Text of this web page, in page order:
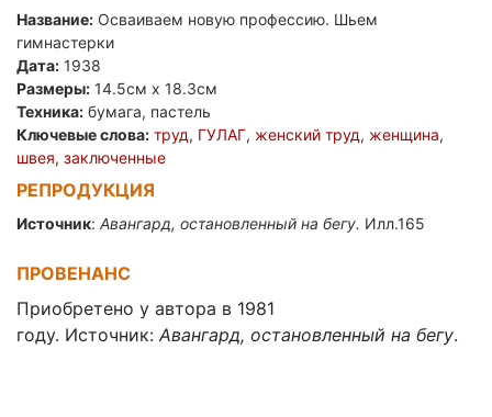
Название: Осваиваем новую профессию. Шьем
гимнастерки
Дата: 1938
Размеры: 14.5см x 18.3см
Техника: бумага, пастель
Ключевые слова: труд, ГУЛАГ, женский труд, женщина,
швея, заключенные
РЕПРОДУКЦИЯ
Источник: Авангард, остановленный на бегу. Илл.165
ПРОВЕНАНС
Приобретено у автора в 1981
году. Источник: Авангард, остановленный на бегу.